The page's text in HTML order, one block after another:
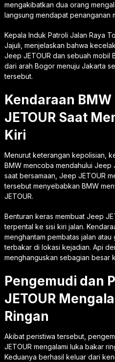
mengakibatkan dua orang
langsung mendapat penanganan
Kepala Induk Patroli Jalan Raya
Jajuli, menjelaskan bahwa
Jeep JETOUR dan sebuah mobil
dari arah Bogor menuju Jakarta
tersebut.
Kendaraan
JETOUR Saat
Kiri
Menurut keterangan kepolisian,
BMW mencoba mendahului Jeep
saat bersamaan, Jeep JETOUR
tersebut menyebabkan BMW
JETOUR.
Benturan keras membuat Jeep
terpental ke sisi kiri jalan.
menghantam pembatas jalan
terbakar di lokasi kejadian. Api
menghanguskan sebagian besar
Pengemudi dan
JETOUR
Ringan
Akibat peristiwa tersebut,
JETOUR mengalami luka bakar
Keduanya berhasil keluar dari